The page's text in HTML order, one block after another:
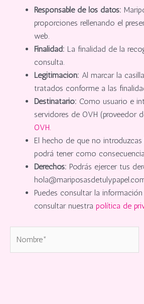
Responsable de los datos:
proporciones rellenando el
web.
Finalidad: La finalidad de la
consulta.
Legitimación: Al marcar la
tratados conforme a las
Destinatario: Como usuario e
servidores de OVH (proveedor
OVH.
El hecho de que no
podrá tener como
Derechos: Podrás ejercer tus
Puedes consultar la
consultar nuestra política de